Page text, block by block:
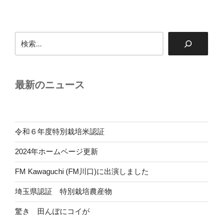
最新のニュース
令和６年度特別栽培米認証
2024年ホームページ更新
FM Kawaguchi (FM川口)に出演しました
埼玉県認証 特別栽培農産物
驚き 田んぼにコイが